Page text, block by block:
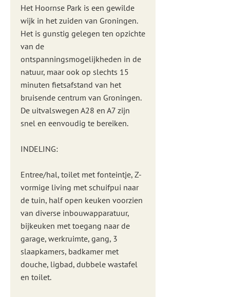
Het Hoornse Park is een gewilde
wijk in het zuiden van Groningen.
Het is gunstig gelegen ten opzichte
van de
ontspanningsmogelijkheden in de
natuur, maar ook op slechts 15
minuten fietsafstand van het
bruisende centrum van Groningen.
De uitvalswegen A28 en A7 zijn
snel en eenvoudig te bereiken.
INDELING:
Entree/hal, toilet met fonteintje, Z-
vormige living met schuifpui naar
de tuin, half open keuken voorzien
van diverse inbouwapparatuur,
bijkeuken met toegang naar de
garage, werkruimte, gang, 3
slaapkamers, badkamer met
douche, ligbad, dubbele wastafel
en toilet.